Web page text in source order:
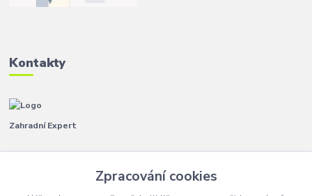
Kontakty
Zahradní Expert
Zpracování cookies